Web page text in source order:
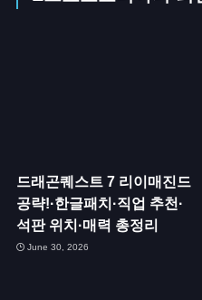
드래곤퀘스트 7 리이매진드
공략!·한글패치·직업 추천·
석판 위치·매력 총정리
June 30, 2026